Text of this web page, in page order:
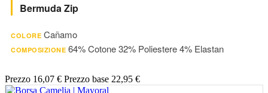
Bermuda Zip
COLORE Cañamo
COMPOSIZIONE 64% Cotone 32% Poliestere 4% Elastan
Prezzo 16,07 € Prezzo base 22,95 €